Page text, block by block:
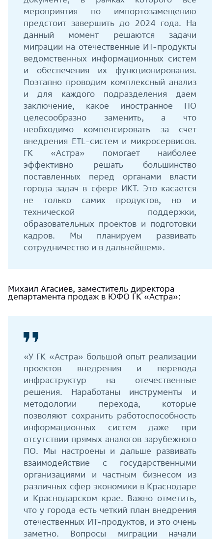
мероприятия по импортозамещению
предстоит завершить до 2024 года. На
данный момент решаются задачи
миграции на отечественные ИТ-продукты
ведомственных информационных систем
и обеспечения их функционирования.
Поэтапно проводим комплексный анализ
и для каждого подразделения даем
заключение, какое иностранное ПО
целесообразно заменить, а что
необходимо компенсировать за счет
внедрения ETL-систем и микросервисов.
ГК «Астра» помогает наиболее
эффективно решать большинство
поставленных перед органами власти
города задач в сфере ИКТ. Это касается
не только самих продуктов, но и
технической поддержки,
образовательных проектов и подготовки
кадров. Мы планируем развивать
сотрудничество и в дальнейшем».
Михаил Агасиев, заместитель директора
департамента продаж в ЮФО ГК «Астра»:
«У ГК «Астра» большой опыт реализации
проектов внедрения и перевода
инфраструктур на отечественные
решения. Наработаны инструменты и
методологии перехода, которые
позволяют сохранить работоспособность
информационных систем даже при
отсутствии прямых аналогов зарубежного
ПО. Мы настроены и дальше развивать
взаимодействие с государственными
организациями и частным бизнесом из
различных сфер экономики в Краснодаре
и Краснодарском крае. Важно отметить,
что у города есть четкий план внедрения
отечественных ИТ-продуктов, и это очень
заметно. Вопросы миграции начали